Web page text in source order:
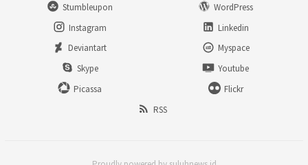
Stumbleupon
WordPress
Instagram
Linkedin
Deviantart
Myspace
Skype
Youtube
Picassa
Flickr
RSS